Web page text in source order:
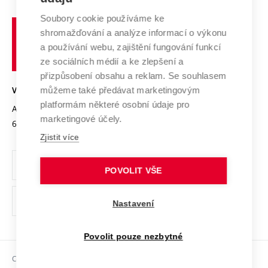
Systém zajišťování kvality výzkumu
Výzkumné infrastruktury
Transfer znalostí
Open Science
Projekty
Projekty ze strukturálních fondů
Specifický výzkum
Spolupráce se školami
Mezinárodní dohody
Univerzitní sítě
Profil univerzity
Udržitelná univerzita
Podnikavá univerzita / ContriBUTe
Bezpečná univerzita
Vyznamenání
Organizační struktura
Ochrana osobních údajů
odkaz)
Sociální bezpečí
učení
technické
Brně
VYSOKÉ UČENÍ TECHNICKÉ V BRNĚ
Antonínská 548/1
602 00 Brno
www.vut.cz
vut@vutbr.cz
Copyright © 2026 VUT
Soubory cookie používáme ke
shromažďování a analýze informací o výkonu
a používání webu, zajištění fungování funkcí
ze sociálních médií a ke zlepšení a
přizpůsobení obsahu a reklam. Se souhlasem
můžeme také předávat marketingovým
platformám některé osobní údaje pro
marketingové účely.
Zjistit více
POVOLIT VŠE
Nastavení
Povolit pouze nezbytné